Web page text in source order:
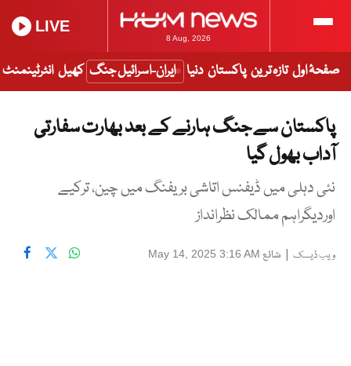
8 Aug, 2026
LIVE
صفحۂ اول تازہ ترین پاکستان دنیا ایران-اسرائیل جنگ کھیل انٹرٹینمنٹ
پاکستان سے جنگ ہارنے کے بعد بھارت سفارتی
آداب بھول گیا
نئی دہلی میں ڈیفنس اتاشی بریفنگ میں چین، ترکیے
اوردیگراہم ممالک نظرانداز
ویب ڈیسک | شائع May 14, 2025 3:16 AM